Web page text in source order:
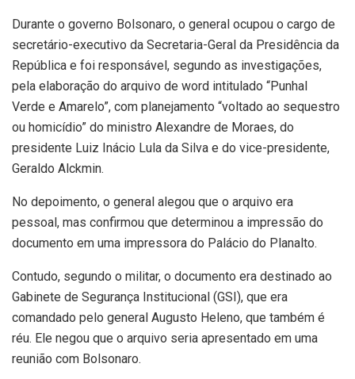
Durante o governo Bolsonaro, o general ocupou o cargo de
secretário-executivo da Secretaria-Geral da Presidência da
República e foi responsável, segundo as investigações,
pela elaboração do arquivo de word intitulado “Punhal
Verde e Amarelo”, com planejamento “voltado ao sequestro
ou homicídio” do ministro Alexandre de Moraes, do
presidente Luiz Inácio Lula da Silva e do vice-presidente,
Geraldo Alckmin.
No depoimento, o general alegou que o arquivo era
pessoal, mas confirmou que determinou a impressão do
documento em uma impressora do Palácio do Planalto.
Contudo, segundo o militar, o documento era destinado ao
Gabinete de Segurança Institucional (GSI), que era
comandado pelo general Augusto Heleno, que também é
réu. Ele negou que o arquivo seria apresentado em uma
reunião com Bolsonaro.